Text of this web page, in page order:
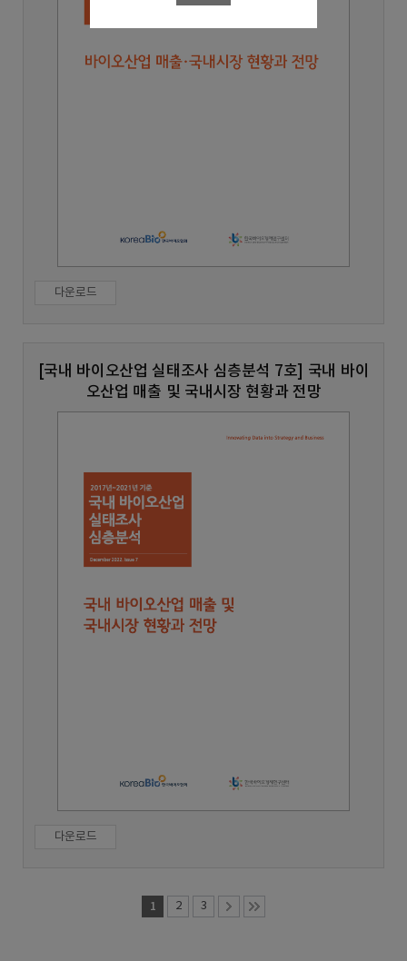
다운로드
[국내 바이오산업 실태조사 심층분석 7호] 국내 바이
오산업 매출 및 국내시장 현황과 전망
다운로드
1 2 3